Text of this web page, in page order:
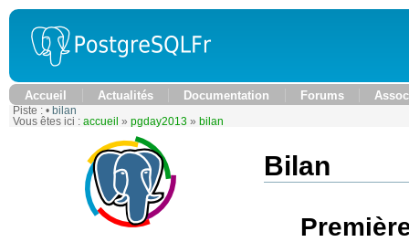
Accueil Actualités Documentation Forums
Piste : • bilan
Vous êtes ici : accueil » pgday2013 » bilan
Bilan